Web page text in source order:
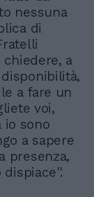
nessuna
di
a
a fare un
voi,
io sono
a sapere
presenza,